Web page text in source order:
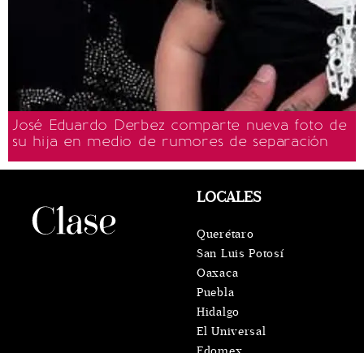
José Eduardo Derbez comparte nueva foto de
su hija en medio de rumores de separación
LOCALES
Querétaro
San Luis Potosí
Oaxaca
Puebla
Hidalgo
El Universal